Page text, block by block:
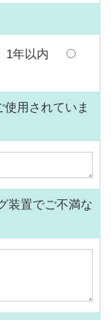
1年以内
用されていま
装置でご不満な